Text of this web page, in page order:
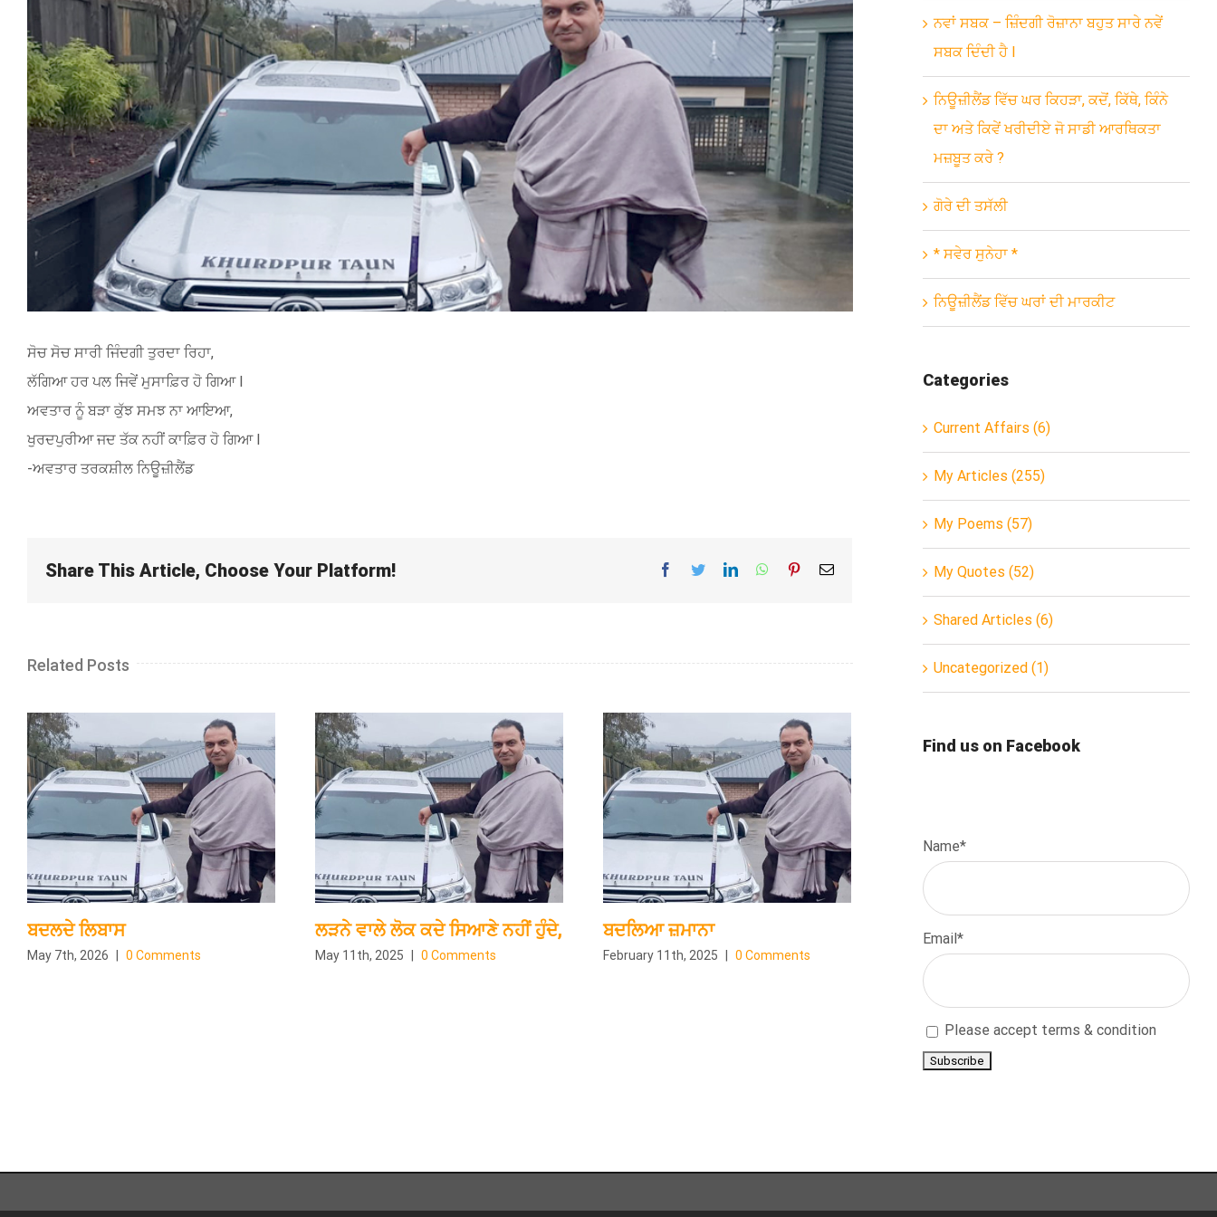
ਸੋਚ ਸੋਚ ਸਾਰੀ ਜਿੰਦਗੀ ਤੁਰਦਾ ਰਿਹਾ,
ਲੱਗਿਆ ਹਰ ਪਲ ਜਿਵੇਂ ਮੁਸਾਫ਼ਿਰ ਹੋ ਗਿਆ l
ਅਵਤਾਰ ਨੂੰ ਬੜਾ ਕੁੱਝ ਸਮਝ ਨਾ ਆਇਆ,
ਖੁਰਦਪੁਰੀਆ ਜਦ ਤੱਕ ਨਹੀਂ ਕਾਫ਼ਿਰ ਹੋ ਗਿਆ l
-ਅਵਤਾਰ ਤਰਕਸ਼ੀਲ ਨਿਊਜ਼ੀਲੈਂਡ
Share This Article, Choose Your Platform! Facebook
TwitterLinkedInWhatsApp
PinterestEmail
Related Posts
ਬਦਲਦੇ ਲਿਬਾਸ
May 7th, 2026 0 Comments
ਲੜਨੇ ਵਾਲੇ ਲੋਕ ਕਦੇ ਸਿਆਣੇ ਨਹੀਂ ਹੁੰਦੇ,
May 11th, 2025 0 Comments
ਬਦਲਿਆ ਜ਼ਮਾਨਾ
February 11th, 2025 0 Comments
ਨਵਾਂ ਸਬਕ – ਜ਼ਿੰਦਗੀ ਰੋਜ਼ਾਨਾ ਬਹੁਤ ਸਾਰੇ ਨਵੇਂ
ਸਬਕ ਦਿੰਦੀ ਹੈ l
ਨਿਊਜ਼ੀਲੈਂਡ ਵਿੱਚ ਘਰ ਕਿਹੜਾ, ਕਦੋਂ, ਕਿੱਥੇ, ਕਿੰਨੇ
ਦਾ ਅਤੇ ਕਿਵੇਂ ਖਰੀਦੀਏ ਜੋ ਸਾਡੀ ਆਰਥਿਕਤਾ
ਮਜ਼ਬੂਤ ਕਰੇ ?
ਗੋਰੇ ਦੀ ਤਸੱਲੀ
* ਸਵੇਰ ਸੁਨੇਹਾ *
ਨਿਊਜ਼ੀਲੈਂਡ ਵਿੱਚ ਘਰਾਂ ਦੀ ਮਾਰਕੀਟ
Categories
Current Affairs (6)
My Articles (255)
My Poems (57)
My Quotes (52)
Shared Articles (6)
Uncategorized (1)
Find us on Facebook
Name*
Email*
Please accept terms & condition